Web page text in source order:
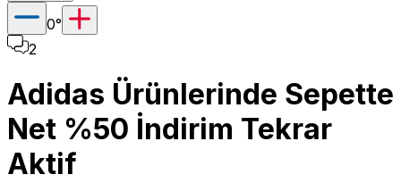
0°
2
Adidas Ürünlerinde Sepette
Net %50 İndirim Tekrar
Aktif